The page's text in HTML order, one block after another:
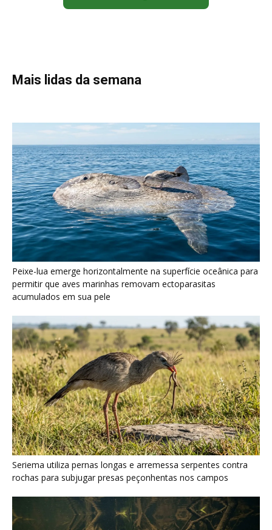
Peixe-lua emerge horizontalmente na superfície oceânica para
permitir que aves marinhas removam ectoparasitas
Seriema utiliza pernas longas e arremessa serpentes contra
rochas para subjugar presas peçonhentas nos campos
Poraquê sincroniza descargas elétricas em grupo para
amplificar campo elétrico e atordoar cardumes de peixes
maiores na Amazônia